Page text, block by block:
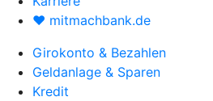
♥ mitmachbank.de
Girokonto & Bezahlen
Geldanlage & Sparen
Kredit